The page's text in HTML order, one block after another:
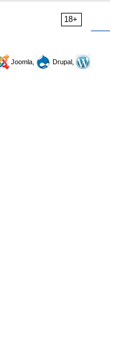
18+
Joomla,
Drupal,